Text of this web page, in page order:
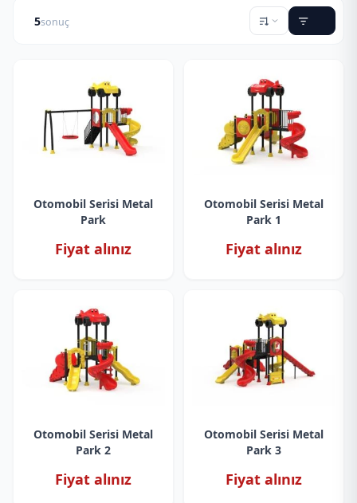
5sonuç
Otomobil Serisi Metal
Park
Fiyat alınız
Otomobil Serisi Metal
Park 1
Fiyat alınız
Otomobil Serisi Metal
Park 2
Fiyat alınız
Otomobil Serisi Metal
Park 3
Fiyat alınız